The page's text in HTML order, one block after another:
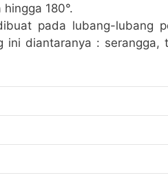
180°.
pada lubang-lubang
ini diantaranya : serangga,